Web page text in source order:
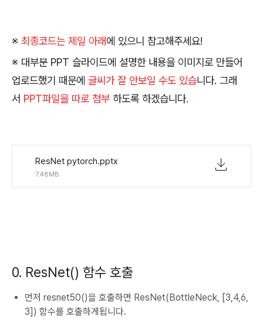
※ 최종코드는 제일 아래에 있으니 참고해주세요!
※ 대부분 PPT 슬라이드에 설명한 내용을 이미지로 만들어
업로드했기 때문에 글씨가 잘 안보일 수도 있습니다. 그래
서 PPT파일을 따로 첨부 하도록 하겠습니다.
ResNet pytorch.pptx
7.48MB
0. ResNet() 함수 호출
먼저 resnet50()을 호출하면 ResNet(BottleNeck, [3,4,6,
3]) 함수를 호출하게됩니다.